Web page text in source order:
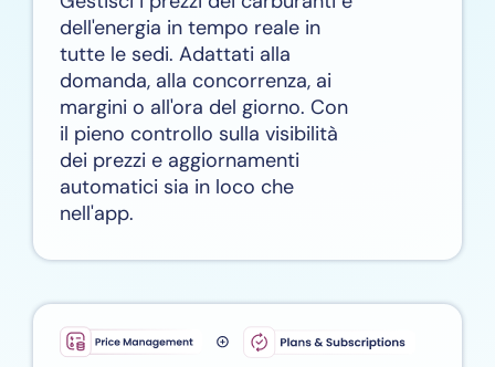
dell'energia in tempo reale in
tutte le sedi. Adattati alla
domanda, alla concorrenza, ai
margini o all'ora del giorno. Con
il pieno controllo sulla visibilità
dei prezzi e aggiornamenti
automatici sia in loco che
nell'app.